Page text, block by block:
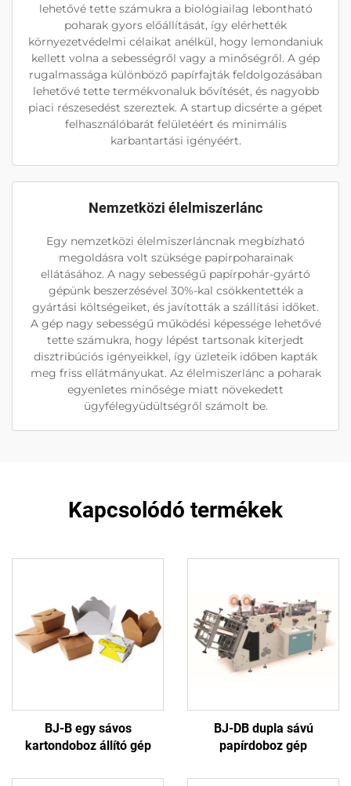
lehetővé tette számukra a biológiailag lebontható
poharak gyors előállítását, így elérhették
környezetvédelmi célaikat anélkül, hogy lemondaniuk
kellett volna a sebességről vagy a minőségről. A gép
rugalmassága különböző papírfajták feldolgozásában
lehetővé tette termékvonaluk bővítését, és nagyobb
piaci részesedést szereztek. A startup dicsérte a gépet
felhasználóbarát felületéért és minimális
karbantartási igényéért.
Nemzetközi élelmiszerlánc
Egy nemzetközi élelmiszerláncnak megbízható
megoldásra volt szüksége papírpoharainak
ellátásához. A nagy sebességű papírpohár-gyártó
gépünk beszerzésével 30%-kal csökkentették a
gyártási költségeiket, és javították a szállítási időket.
A gép nagy sebességű működési képessége lehetővé
tette számukra, hogy lépést tartsonak kiterjedt
disztribúciós igényeikkel, így üzleteik időben kapták
meg friss ellátmányukat. Az élelmiszerlánc a poharak
egyenletes minősége miatt növekedett
ügyfélegyüdültségről számolt be.
Kapcsolódó termékek
BJ-B egy sávos
kartondoboz állító gép
BJ-DB dupla sávú
papírdoboz gép